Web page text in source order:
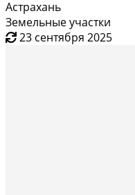
Астрахань
Земельные участки
23 сентября 2025